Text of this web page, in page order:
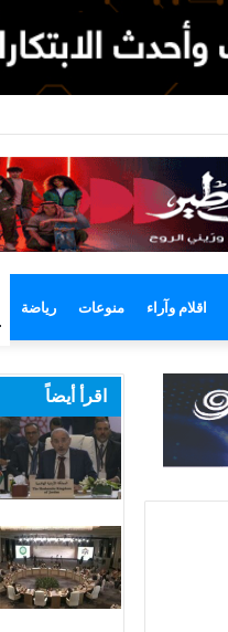
اقلام وآراء منوعات رياضة
اقرأ أيضاً